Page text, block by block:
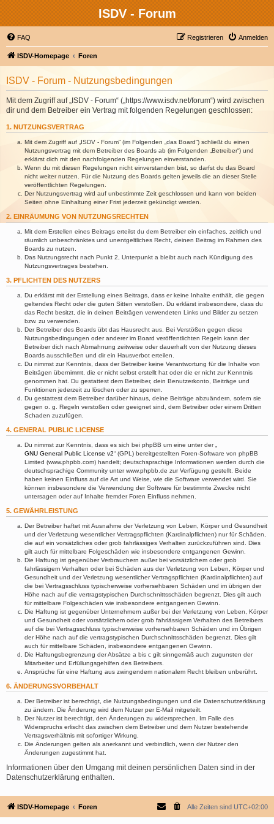
ISDV - Forum
FAQ Anmelden
Registrieren
ISDV-Homepage Foren
ISDV - Forum - Nutzungsbedingungen
Mit dem Zugriff auf „ISDV - Forum“ („https://www.isdv.net/forum“) wird zwischen
dir und dem Betreiber ein Vertrag mit folgenden Regelungen geschlossen:
1. NUTZUNGSVERTRAG
Mit dem Zugriff auf „ISDV - Forum“ (im Folgenden „das Board“) schließt du einen
Nutzungsvertrag mit dem Betreiber des Boards ab (im Folgenden „Betreiber“) und
erklärst dich mit den nachfolgenden Regelungen einverstanden.
Wenn du mit diesen Regelungen nicht einverstanden bist, so darfst du das Board
nicht weiter nutzen. Für die Nutzung des Boards gelten jeweils die an dieser Stelle
veröffentlichten Regelungen.
Der Nutzungsvertrag wird auf unbestimmte Zeit geschlossen und kann von beiden
Seiten ohne Einhaltung einer Frist jederzeit gekündigt werden.
2. EINRÄUMUNG VON NUTZUNGSRECHTEN
Mit dem Erstellen eines Beitrags erteilst du dem Betreiber ein einfaches, zeitlich und
räumlich unbeschränktes und unentgeltliches Recht, deinen Beitrag im Rahmen des
Boards zu nutzen.
Das Nutzungsrecht nach Punkt 2, Unterpunkt a bleibt auch nach Kündigung des
Nutzungsvertrages bestehen.
3. PFLICHTEN DES NUTZERS
Du erklärst mit der Erstellung eines Beitrags, dass er keine Inhalte enthält, die gegen
geltendes Recht oder die guten Sitten verstoßen. Du erklärst insbesondere, dass du
das Recht besitzt, die in deinen Beiträgen verwendeten Links und Bilder zu setzen
bzw. zu verwenden.
Der Betreiber des Boards übt das Hausrecht aus. Bei Verstößen gegen diese
Nutzungsbedingungen oder anderer im Board veröffentlichten Regeln kann der
Betreiber dich nach Abmahnung zeitweise oder dauerhaft von der Nutzung dieses
Boards ausschließen und dir ein Hausverbot erteilen.
Du nimmst zur Kenntnis, dass der Betreiber keine Verantwortung für die Inhalte von
Beiträgen übernimmt, die er nicht selbst erstellt hat oder die er nicht zur Kenntnis
genommen hat. Du gestattest dem Betreiber, dein Benutzerkonto, Beiträge und
Funktionen jederzeit zu löschen oder zu sperren.
Du gestattest dem Betreiber darüber hinaus, deine Beiträge abzuändern, sofern sie
gegen o. g. Regeln verstoßen oder geeignet sind, dem Betreiber oder einem Dritten
Schaden zuzufügen.
4. GENERAL PUBLIC LICENSE
Du nimmst zur Kenntnis, dass es sich bei phpBB um eine unter der „
GNU General Public License v2“ (GPL) bereitgestellten Foren-Software von phpBB
Limited (www.phpbb.com) handelt; deutschsprachige Informationen werden durch die
deutschsprachige Community unter www.phpbb.de zur Verfügung gestellt. Beide
haben keinen Einfluss auf die Art und Weise, wie die Software verwendet wird. Sie
können insbesondere die Verwendung der Software für bestimmte Zwecke nicht
untersagen oder auf Inhalte fremder Foren Einfluss nehmen.
5. GEWÄHRLEISTUNG
Der Betreiber haftet mit Ausnahme der Verletzung von Leben, Körper und Gesundheit
und der Verletzung wesentlicher Vertragspflichten (Kardinalpflichten) nur für Schäden,
die auf ein vorsätzliches oder grob fahrlässiges Verhalten zurückzuführen sind. Dies
gilt auch für mittelbare Folgeschäden wie insbesondere entgangenen Gewinn.
Die Haftung ist gegenüber Verbrauchern außer bei vorsätzlichem oder grob
fahrlässigem Verhalten oder bei Schäden aus der Verletzung von Leben, Körper und
Gesundheit und der Verletzung wesentlicher Vertragspflichten (Kardinalpflichten) auf
die bei Vertragsschluss typischerweise vorhersehbaren Schäden und im übrigen der
Höhe nach auf die vertragstypischen Durchschnittsschäden begrenzt. Dies gilt auch
für mittelbare Folgeschäden wie insbesondere entgangenen Gewinn.
Die Haftung ist gegenüber Unternehmern außer bei der Verletzung von Leben, Körper
und Gesundheit oder vorsätzlichem oder grob fahrlässigem Verhalten des Betreibers
auf die bei Vertragsschluss typischerweise vorhersehbaren Schäden und im Übrigen
der Höhe nach auf die vertragstypischen Durchschnittsschäden begrenzt. Dies gilt
auch für mittelbare Schäden, insbesondere entgangenen Gewinn.
Die Haftungsbegrenzung der Absätze a bis c gilt sinngemäß auch zugunsten der
Mitarbeiter und Erfüllungsgehilfen des Betreibers.
Ansprüche für eine Haftung aus zwingendem nationalem Recht bleiben unberührt.
6. ÄNDERUNGSVORBEHALT
Der Betreiber ist berechtigt, die Nutzungsbedingungen und die Datenschutzerklärung
zu ändern. Die Änderung wird dem Nutzer per E-Mail mitgeteilt.
Der Nutzer ist berechtigt, den Änderungen zu widersprechen. Im Falle des
Widerspruchs erlischt das zwischen dem Betreiber und dem Nutzer bestehende
Vertragsverhältnis mit sofortiger Wirkung.
Die Änderungen gelten als anerkannt und verbindlich, wenn der Nutzer den
Änderungen zugestimmt hat.
Informationen über den Umgang mit deinen persönlichen Daten sind in der
Datenschutzerklärung enthalten.
ISDV-Homepage Foren Alle Zeiten sind UTC+02:00